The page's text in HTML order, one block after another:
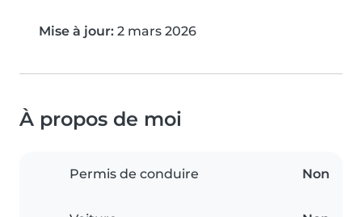
Mise à jour: 2 mars 2026
À propos de moi
Permis de conduire Non